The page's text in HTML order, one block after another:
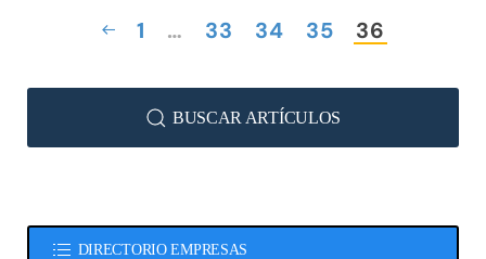
1 … 33 34 35 36
BUSCAR ARTÍCULOS
DIRECTORIO EMPRESAS